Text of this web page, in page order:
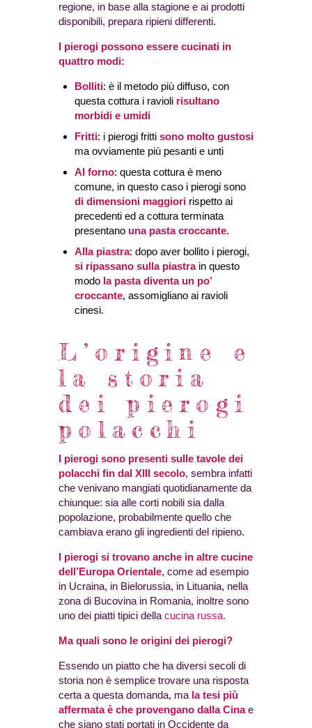
regione, in base alla stagione e ai prodotti
disponibili, prepara ripieni differenti.
I pierogi possono essere cucinati in
quattro modi:
Bolliti: è il metodo più diffuso, con
questa cottura i ravioli risultano
morbidi e umidi
Fritti: i pierogi fritti sono molto gustosi
ma ovviamente più pesanti e unti
Al forno: questa cottura è meno
comune, in questo caso i pierogi sono
di dimensioni maggioririspetto ai
precedenti ed a cottura terminata
presentano una pasta croccante.
Alla piastra: dopo aver bollito i pierogi,
si ripassano sulla piastrain questo
modo la pasta diventa un po’
croccante, assomigliano ai ravioli
cinesi.
L’origine e
la storia
dei pierogi
polacchi
I pierogi sono presenti sulle tavole dei
polacchi fin dal XIII secolo, sembra infatti
che venivano mangiati quotidianamente da
chiunque: sia alle corti nobili sia dalla
popolazione, probabilmente quello che
cambiava erano gli ingredienti del ripieno.
I pierogi si trovano anche in altre cucine
dell’Europa Orientale, come ad esempio
in Ucraina, in Bielorussia, in Lituania, nella
zona di Bucovina in Romania, inoltre sono
uno dei piatti tipici della cucina russa.
Ma quali sono le origini dei pierogi?
Essendo un piatto che ha diversi secoli di
storia non è semplice trovare una risposta
certa a questa domanda, ma la tesi più
affermata è che provengano dalla Cinae
che siano stati portati in Occidente da